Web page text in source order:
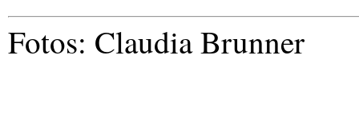
Fotos: Claudia Brunner